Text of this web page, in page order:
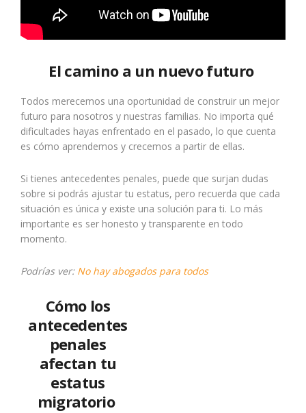
El camino a un nuevo futuro
Todos merecemos una oportunidad de construir un mejor
futuro para nosotros y nuestras familias. No importa qué
dificultades hayas enfrentado en el pasado, lo que cuenta
es cómo aprendemos y crecemos a partir de ellas.
Si tienes antecedentes penales, puede que surjan dudas
sobre si podrás ajustar tu estatus, pero recuerda que cada
situación es única y existe una solución para ti. Lo más
importante es ser honesto y transparente en todo
momento.
Podrías ver: No hay abogados para todos
Cómo los
antecedentes
penales
afectan tu
estatus
migratorio